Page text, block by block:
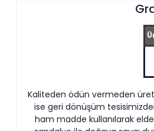
Kaliteden ödün vermeden
ise geri dönüşüm
ham madde kullanılarak